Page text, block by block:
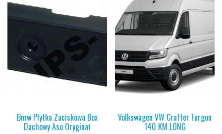
Bmw Plytka Zaciskowa Box
Dachowy Aso Oryginał
Volkswagen VW Crafter Furgon
140 KM LONG